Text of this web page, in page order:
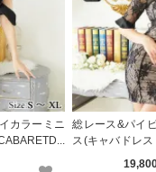
カラーミニ
】
総レース&パイ
ス(キャバドレ
【メーカーお取